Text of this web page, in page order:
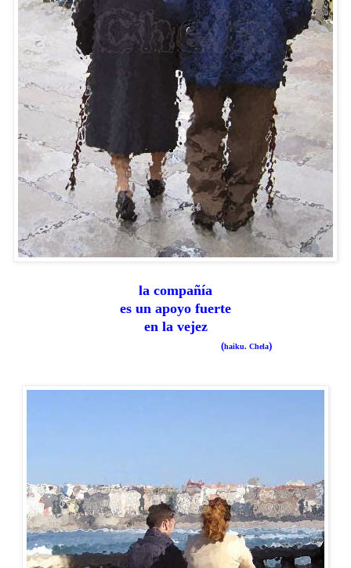
la compañía
es un apoyo fuerte
en la vejez
(haiku. Chela)